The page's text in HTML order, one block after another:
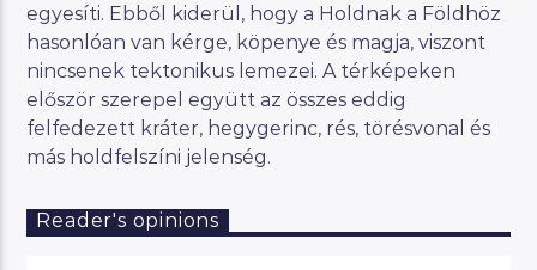
egyesíti. Ebből kiderül, hogy a Holdnak a Földhöz
hasonlóan van kérge, köpenye és magja, viszont
nincsenek tektonikus lemezei. A térképeken
először szerepel együtt az összes eddig
felfedezett kráter, hegygerinc, rés, törésvonal és
más holdfelszíni jelenség.
Reader's opinions